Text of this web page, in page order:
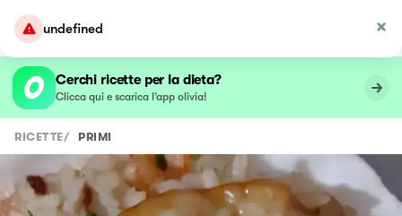
undefined
Cerchi ricette per la dieta?
Clicca qui e scarica l’app olivia!
RICETTE/ PRIMI